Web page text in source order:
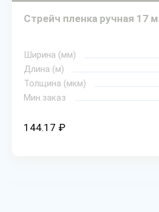
Стрейч пленка ручная 17
Ширина (мм)
Длина (м)
Толщина (мкм)
Мин.заказ
144.17 ₽